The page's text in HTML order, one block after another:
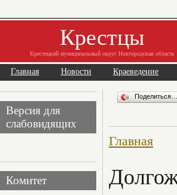
Крестцы
Крестецкий муниципальный округ Новгородская область
Главная Новости Краеведение
Версия для
слабовидящих
Комитет
Поделиться…
Главная